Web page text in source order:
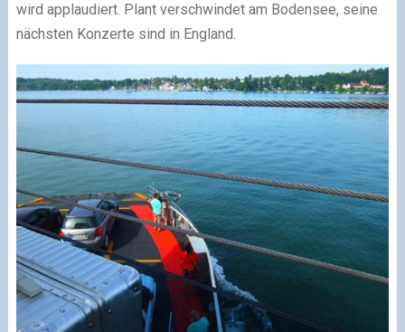
wird applaudiert. Plant verschwindet am Bodensee, seine
nächsten Konzerte sind in England.